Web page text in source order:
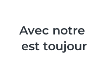
Avec
est